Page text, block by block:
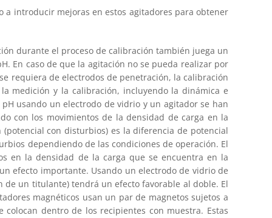
a introducir mejoras en estos agitadores para obtener
durante el proceso de calibración también juega un
En caso de que la agitación no se pueda realizar por
requiera de electrodos de penetración, la calibración
medición y la calibración, incluyendo la dinámica e
usando un electrodo de vidrio y un agitador se han
con los movimientos de la densidad de carga en la
con disturbios) es la diferencia de potencial
dependiendo de las condiciones de operación. El
en la densidad de la carga que se encuentra en la
efecto importante. Usando un electrodo de vidrio de
un titulante) tendrá un efecto favorable al doble. El
magnéticos usan un par de magnetos sujetos a
dentro de los recipientes con muestra. Estas